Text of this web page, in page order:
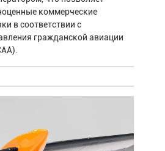
коммерческие
в соответствии с
гражданской авиации